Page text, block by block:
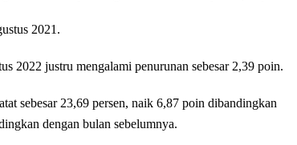
2021.
2022 justru mengalami penurunan sebesar 2,39 poin.
sebesar 23,69 persen, naik 6,87 poin dibandingkan
dengan bulan sebelumnya.